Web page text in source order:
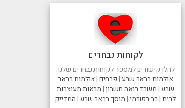
לקוחות נבחרים
להלן קישורים למספר לקוחות נבחרים שלנו:
אולמות בבאר שבע|פרחים|אולמות בבאר
שבע|משרד רואה חשבון|מראות מעוצבות
לבית|רב רפורמי|מוסך בבאר שבע|המדייק